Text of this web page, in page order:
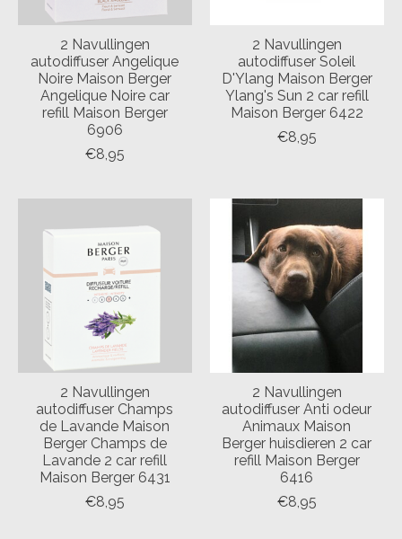
2 Navullingen
autodiffuser Angelique
Noire Maison Berger
Angelique Noire car
refill Maison Berger
6906
€8,95
2 Navullingen
autodiffuser Soleil
D'Ylang Maison Berger
Ylang's Sun 2 car refill
Maison Berger 6422
€8,95
2 Navullingen
autodiffuser Champs
de Lavande Maison
Berger Champs de
Lavande 2 car refill
Maison Berger 6431
€8,95
2 Navullingen
autodiffuser Anti odeur
Animaux Maison
Berger huisdieren 2 car
refill Maison Berger
6416
€8,95